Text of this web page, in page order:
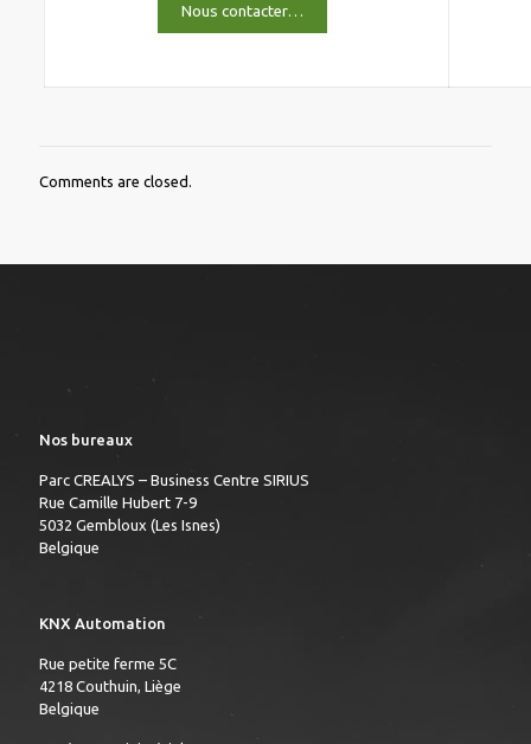
Nous contacter…
Comments are closed.
Nos bureaux
Parc CREALYS – Business Centre SIRIUS
Rue Camille Hubert 7-9
5032 Gembloux (Les Isnes)
Belgique
KNX Automation
Rue petite ferme 5C
4218 Couthuin, Liège
Belgique